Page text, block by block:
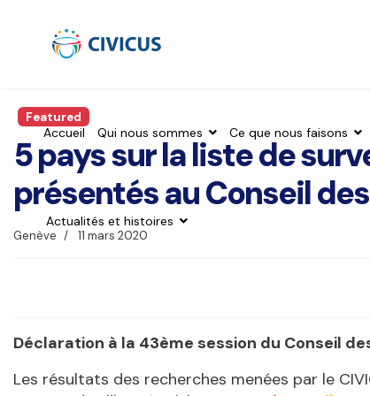
Accueil Qui nous sommes Ce que nous faisons
Actualités et histoires
Featured
5 pays sur la liste de
présentés au Conseil
Genève 11 mars 2020
Déclaration à la 43ème session du Conseil
Les résultats des recherches menées par le